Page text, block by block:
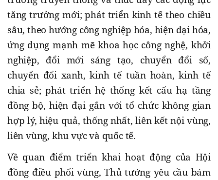
tăng trưởng mới; phát triển kinh tế theo chiều
sâu, theo hướng công nghiệp hóa, hiện đại hóa,
ứng dụng mạnh mẽ khoa học công nghệ, khởi
nghiệp, đổi mới sáng tạo, chuyển đổi số,
chuyển đổi xanh, kinh tế tuần hoàn, kinh tế
chia sẻ; phát triển hệ thống kết cấu hạ tầng
đồng bộ, hiện đại gắn với tổ chức không gian
hợp lý, hiệu quả, thống nhất, liên kết nội vùng,
liên vùng, khu vực và quốc tế.
Về quan điểm triển khai hoạt động của Hội
đồng điều phối vùng, Thủ tướng yêu cầu bám